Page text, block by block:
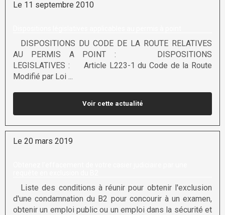
Le 11 septembre 2010
DISPOSITIONS DU CODE DE LA ROUTE RELATIVES
AU PERMIS A POINT : DISPOSITIONS
LEGISLATIVES : Article L223-1 du Code de la Route
Modifié par Loi ...
Voir cette actualité
Le 20 mars 2019
Liste des conditions à réunir pour obtenir l'exclusion
d'une condamnation du B2 pour concourir à un examen,
obtenir un emploi public ou un emploi dans la sécurité et